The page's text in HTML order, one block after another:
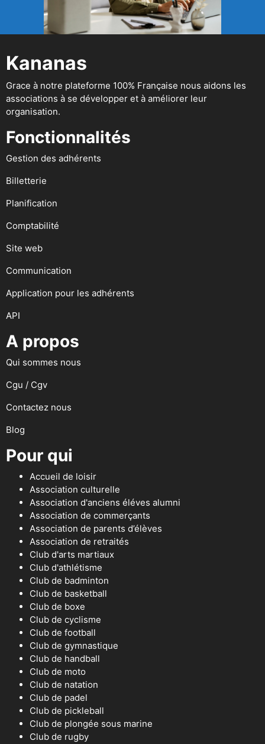
Kananas
Grace à notre plateforme 100% Française nous aidons les
associations à se développer et à améliorer leur
organisation.
Fonctionnalités
Gestion des adhérents
Billetterie
Planification
Comptabilité
Site web
Communication
Application pour les adhérents
API
A propos
Qui sommes nous
Cgu / Cgv
Contactez nous
Blog
Pour qui
Accueil de loisir
Association culturelle
Association d'anciens éléves alumni
Association de commerçants
Association de parents d’élèves
Association de retraités
Club d'arts martiaux
Club d'athlétisme
Club de badminton
Club de basketball
Club de boxe
Club de cyclisme
Club de football
Club de gymnastique
Club de handball
Club de moto
Club de natation
Club de padel
Club de pickleball
Club de plongée sous marine
Club de rugby